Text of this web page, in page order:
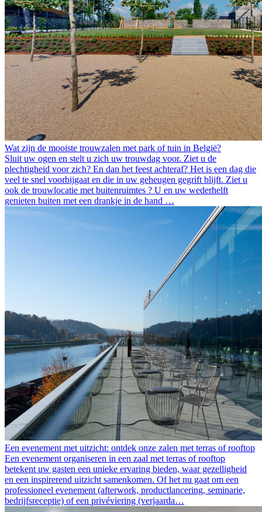
Wat zijn de mooiste trouwzalen met park of tuin in België?
Sluit uw ogen en stelt u zich uw trouwdag voor. Ziet u de
plechtigheid voor zich? En dan het feest achteraf? Het is een dag die
veel te snel voorbijgaat en die in uw geheugen gegrift blijft. Ziet u
ook de trouwlocatie met buitenruimtes ? U en uw wederhelft
genieten buiten met een drankje in de hand …
Een evenement met uitzicht: ontdek onze zalen met terras of rooftop
Een evenement organiseren in een zaal met terras of rooftop
betekent uw gasten een unieke ervaring bieden, waar gezelligheid
en een inspirerend uitzicht samenkomen. Of het nu gaat om een
professioneel evenement (afterwork, productlancering, seminarie,
bedrijfsreceptie) of een privéviering (verjaarda…